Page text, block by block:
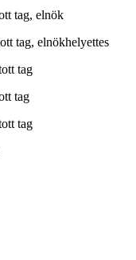
elnök
elnökhelyettes
tag
tag
tag